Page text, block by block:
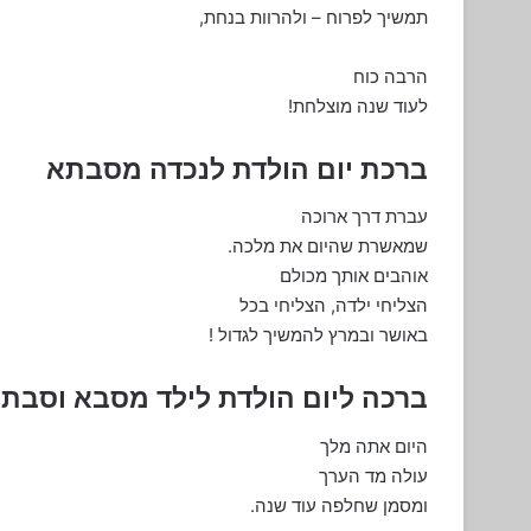
תמשיך לפרוח – ולהרוות בנחת,
הרבה כוח
לעוד שנה מוצלחת!
ברכת יום הולדת לנכדה מסבתא
עברת דרך ארוכה
שמאשרת שהיום את מלכה.
אוהבים אותך מכולם
הצליחי ילדה, הצליחי בכל
באושר ובמרץ להמשיך לגדול !
ברכה ליום הולדת לילד מסבא
היום אתה מלך
עולה מד הערך
ומסמן שחלפה עוד שנה.